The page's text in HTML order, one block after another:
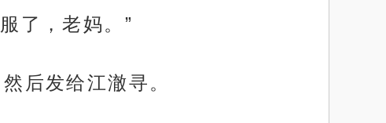
了，老妈。”
后发给江澈寻。